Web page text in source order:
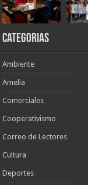
Categorias
Ambiente
Amelia
Comerciales
Cooperativismo
Correo de Lectores
Cultura
Deportes